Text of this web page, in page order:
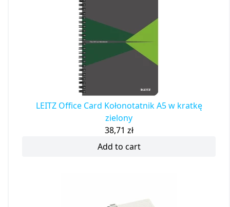
LEITZ Office Card Kołonotatnik A5 w kratkę
zielony
38,71 zł
Add to cart